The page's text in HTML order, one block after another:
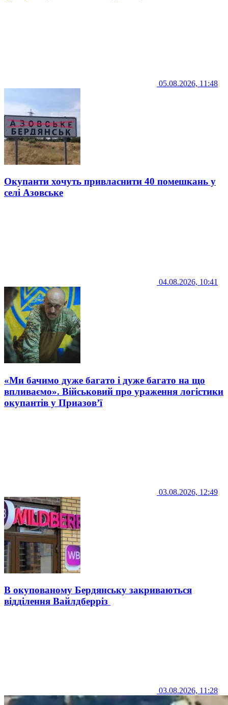
05.08.2026, 11:48
Окупанти хочуть привласнити 40 помешкань у
селі Азовське
04.08.2026, 10:41
«Ми бачимо дуже багато і дуже багато на що
впливаємо». Військовий про ураження логістики
окупантів у Приазов’ї
03.08.2026, 12:49
В окупованому Бердянську закриваються
відділення Вайлдберріз
03.08.2026, 11:28